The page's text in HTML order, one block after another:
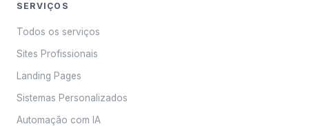
SERVIÇOS
Todos os serviços
Sites Profissionais
Landing Pages
Sistemas Personalizados
Automação com IA